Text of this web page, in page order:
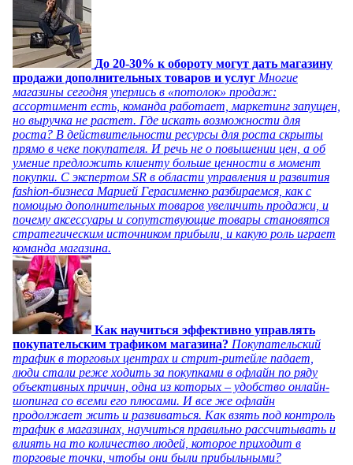
До 20-30% к обороту могут дать магазину
продажи дополнительных товаров и услуг Многие
магазины сегодня уперлись в «потолок» продаж:
ассортимент есть, команда работает, маркетинг запущен,
но выручка не растет. Где искать возможности для
роста? В действительности ресурсы для роста скрыты
прямо в чеке покупателя. И речь не о повышении цен, а об
умение предложить клиенту больше ценности в момент
покупки. С экспертом SR в области управления и развития
fashion-бизнеса Марией Герасименко разбираемся, как с
помощью дополнительных товаров увеличить продажи, и
почему аксессуары и сопутствующие товары становятся
стратегическим источником прибыли, и какую роль играет
команда магазина.
Как научиться эффективно управлять
покупательским трафиком магазина? Покупательский
трафик в торговых центрах и стрит-ритейле падает,
люди стали реже ходить за покупками в офлайн по ряду
объективных причин, одна из которых – удобство онлайн-
шопинга со всеми его плюсами. И все же офлайн
продолжает жить и развиваться. Как взять под контроль
трафик в магазинах, научиться правильно рассчитывать и
влиять на то количество людей, которое приходит в
торговые точки, чтобы они были прибыльными?